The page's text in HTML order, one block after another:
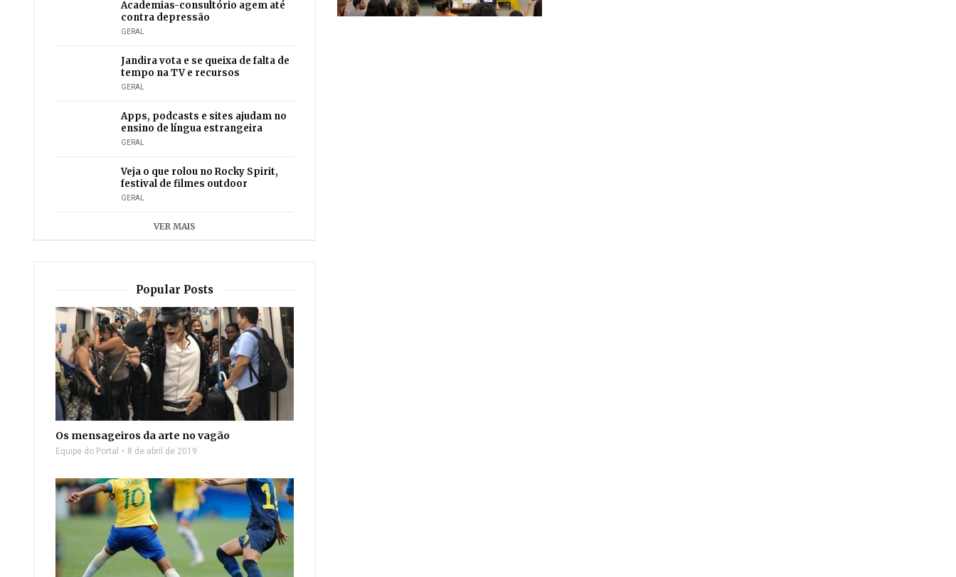
Academias-consultório agem até
contra depressão
GERAL
Jandira vota e se queixa de falta de
tempo na TV e recursos
GERAL
Apps, podcasts e sites ajudam no
ensino de língua estrangeira
GERAL
Veja o que rolou no Rocky Spirit,
festival de filmes outdoor
GERAL
VER MAIS
Popular Posts
Os mensageiros da arte no vagão
Equipe do Portal 8 de abril de 2019